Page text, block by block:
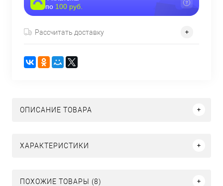
по 100 руб.
Рассчитать доставку
ОПИСАНИЕ ТОВАРА
ХАРАКТЕРИСТИКИ
ПОХОЖИЕ ТОВАРЫ (8)